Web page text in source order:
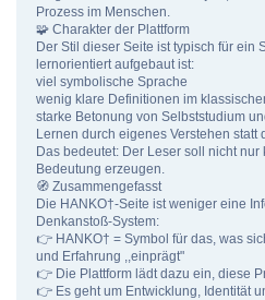
Prozess im Menschen.
🧩 Charakter der Plattform
Der Stil dieser Seite ist typisch für ein
lernorientiert aufgebaut ist:
viel symbolische Sprache
wenig klare Definitionen im
starke Betonung von Selbststudium
Lernen durch eigenes Verstehen statt
Das bedeutet: Der Leser soll nicht
Bedeutung erzeugen.
🧭 Zusammengefasst
Die HANKO†-Seite ist weniger eine
Denkanstoß-System:
👉 HANKO† = Symbol für das, was
und Erfahrung ,,einprägt"
👉 Die Plattform lädt dazu ein, diese
👉 Es geht um Entwicklung, Identität